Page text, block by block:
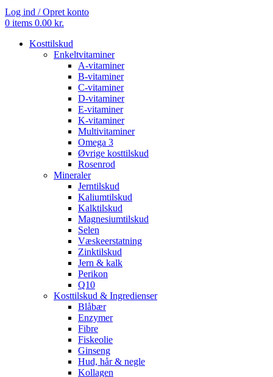
Log ind / Opret konto
0 items 0.00 kr.
Kosttilskud
Enkeltvitaminer
A-vitaminer
B-vitaminer
C-vitaminer
D-vitaminer
E-vitaminer
K-vitaminer
Multivitaminer
Omega 3
Øvrige kosttilskud
Rosenrod
Mineraler
Jerntilskud
Kaliumtilskud
Kalktilskud
Magnesiumtilskud
Selen
Væskeerstatning
Zinktilskud
Jern & kalk
Perikon
Q10
Kosttilskud & Ingredienser
Blåbær
Enzymer
Fibre
Fiskeolie
Ginseng
Hud, hår & negle
Kollagen